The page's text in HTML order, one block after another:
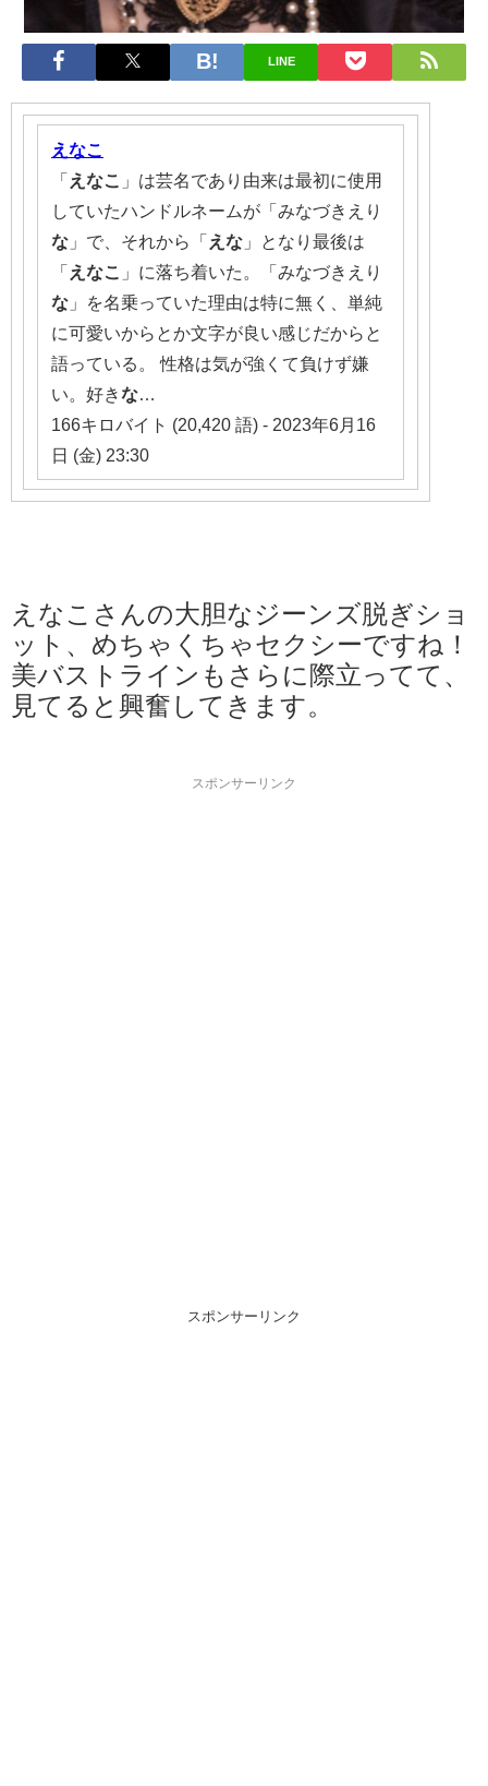
LINE
えなこ
「 えなこ
」は芸名であり由来は最初に使用
していたハンドルネームが「みなづきえり
な 」で、それから「 えな 」となり最後は
「 えなこ
」に落ち着いた。「みなづきえり
な 」を名乗っていた理由は特に無く、単純
に可愛いからとか文字が良い感じだからと
語っている。 性格は気が強くて負けず嫌
い。好きな
166キロバイト (20,420 語) - 2023年6月16
日 (金) 23:30
えなこさんの大胆なジーンズ脱ぎショ
ット、めちゃくちゃセクシーですね！
美バストラインもさらに際立ってて、
見てると興奮してきます。
スポンサーリンク
スポンサーリンク